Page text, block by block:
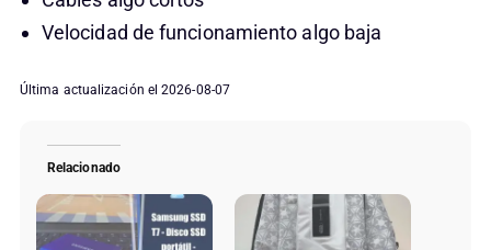
Velocidad de funcionamiento algo baja
Última actualización el 2026-08-07
Relacionado